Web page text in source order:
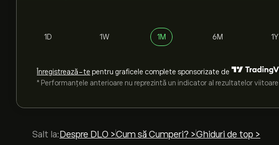
1D 1W 1M 6M 1Y
Înregistrează-te pentru graficele complete sponsorizate de
* Performanțele anterioare nu reprezintă un indicator al rezultatelor viitoare
Salt la: Despre DLO >Cum să Cumperi? >Ghiduri de top >